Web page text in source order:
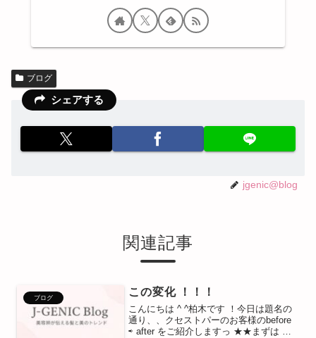
ブログ
シェアする
jgenic@blog
関連記事
ブログ この変化 ！！！
こんにちは ^ ^柏木です ！今日は題名の
通り、、クセストパーのお客様のbefore
⇨ after をご紹介しますっ ★★まずは 【